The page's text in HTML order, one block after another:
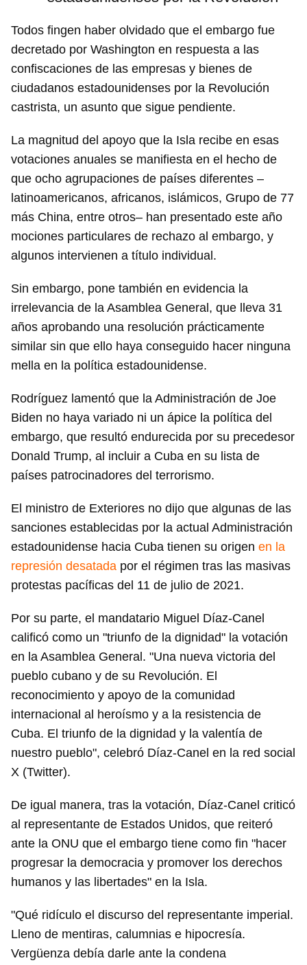
Todos fingen haber olvidado que el embargo fue
decretado por Washington en respuesta a las
confiscaciones de las empresas y bienes de
ciudadanos estadounidenses por la Revolución
castrista, un asunto que sigue pendiente.
La magnitud del apoyo que la Isla recibe en esas
votaciones anuales se manifiesta en el hecho de
que ocho agrupaciones de países diferentes –
latinoamericanos, africanos, islámicos, Grupo de 77
más China, entre otros– han presentado este año
mociones particulares de rechazo al embargo, y
algunos intervienen a título individual.
Sin embargo, pone también en evidencia la
irrelevancia de la Asamblea General, que lleva 31
años aprobando una resolución prácticamente
similar sin que ello haya conseguido hacer ninguna
mella en la política estadounidense.
Rodríguez lamentó que la Administración de Joe
Biden no haya variado ni un ápice la política del
embargo, que resultó endurecida por su precedesor
Donald Trump, al incluir a Cuba en su lista de
países patrocinadores del terrorismo.
El ministro de Exteriores no dijo que algunas de las
sanciones establecidas por la actual Administración
estadounidense hacia Cuba tienen su origen en la
represión desatada por el régimen tras las masivas
protestas pacíficas del 11 de julio de 2021.
Por su parte, el mandatario Miguel Díaz-Canel
calificó como un "triunfo de la dignidad" la votación
en la Asamblea General. "Una nueva victoria del
pueblo cubano y de su Revolución. El
reconocimiento y apoyo de la comunidad
internacional al heroísmo y a la resistencia de
Cuba. El triunfo de la dignidad y la valentía de
nuestro pueblo", celebró Díaz-Canel en la red social
X (Twitter).
De igual manera, tras la votación, Díaz-Canel criticó
al representante de Estados Unidos, que reiteró
ante la ONU que el embargo tiene como fin "hacer
progresar la democracia y promover los derechos
humanos y las libertades" en la Isla.
"Qué ridículo el discurso del representante imperial.
Lleno de mentiras, calumnias e hipocresía.
Vergüenza debía darle ante la condena